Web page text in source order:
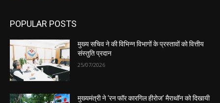
POPULAR POSTS
मुख्य सचिव ने की विभिन्न विभागों के प्रस्तावों को वित्तीय
संस्तुति प्रदान
25/07/2026
मुख्यमंत्री ने ‘रन फॉर कारगिल हीरोज’ मैराथॉन को दिखायी